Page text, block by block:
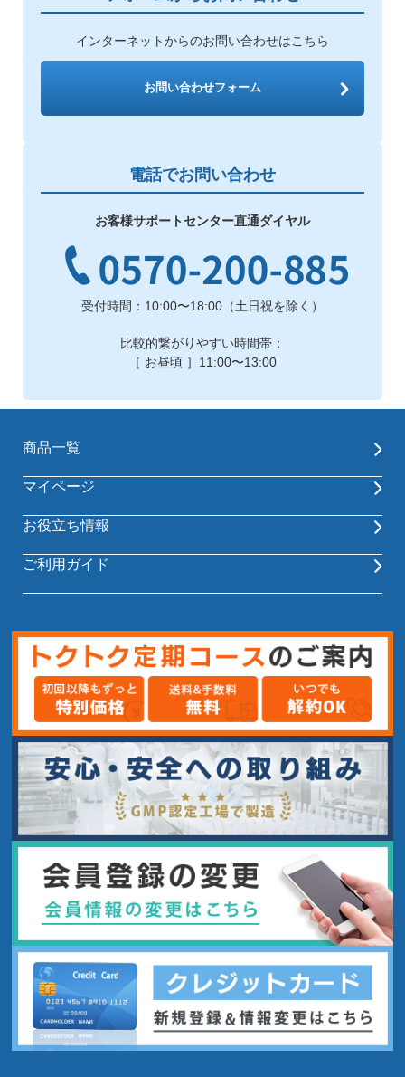
インターネットからのお問い合わせはこちら
お問い合わせフォーム
電話でお問い合わせ
お客様サポートセンター直通ダイヤル
受付時間：10:00〜18:00（土日祝を除く）
比較的繋がりやすい時間帯：
［ お昼頃 ］11:00〜13:00
商品一覧
マイページ
お役立ち情報
ご利用ガイド